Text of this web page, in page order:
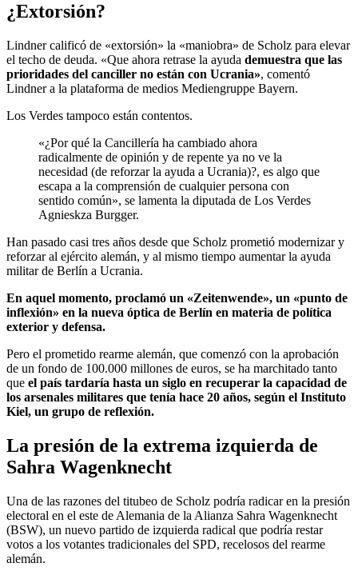
¿Extorsión?
Lindner calificó de «extorsión» la «maniobra» de Scholz para elevar
el techo de deuda. «Que ahora retrase la ayuda demuestra que las
prioridades del canciller no están con Ucrania», comentó
Lindner a la plataforma de medios Mediengruppe Bayern.
Los Verdes tampoco están contentos.
«¿Por qué la Cancillería ha cambiado ahora
radicalmente de opinión y de repente ya no ve la
necesidad (de reforzar la ayuda a Ucrania)?, es algo que
escapa a la comprensión de cualquier persona con
sentido común», se lamenta la diputada de Los Verdes
Agnieskza Burgger.
Han pasado casi tres años desde que Scholz prometió modernizar y
reforzar al ejército alemán, y al mismo tiempo aumentar la ayuda
militar de Berlín a Ucrania.
En aquel momento, proclamó un «Zeitenwende», un «punto de
inflexión» en la nueva óptica de Berlín en materia de política
exterior y defensa.
Pero el prometido rearme alemán, que comenzó con la aprobación
de un fondo de 100.000 millones de euros, se ha marchitado tanto
que el país tardaría hasta un siglo en recuperar la capacidad de
los arsenales militares que tenía hace 20 años, según el Instituto
Kiel, un grupo de reflexión.
La presión de la extrema izquierda de
Sahra Wagenknecht
Una de las razones del titubeo de Scholz podría radicar en la presión
electoral en el este de Alemania de la Alianza Sahra Wagenknecht
(BSW), un nuevo partido de izquierda radical que podría restar
votos a los votantes tradicionales del SPD, recelosos del rearme
alemán.